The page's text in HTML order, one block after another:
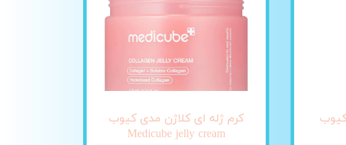
کرم ژله ای کلاژن مدی کیوب
Medicube jelly cream